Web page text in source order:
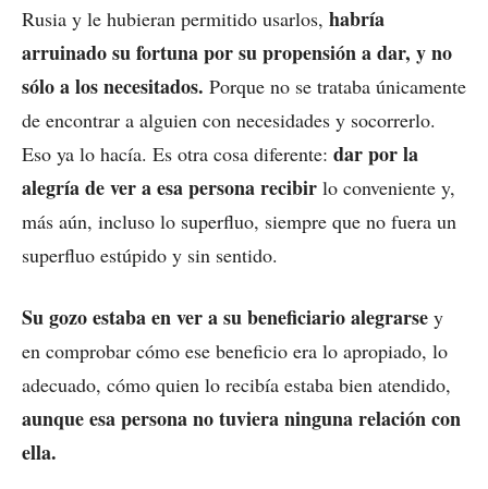
Rusia y le hubieran permitido usarlos, habría
arruinado su fortuna por su propensión a dar, y no
sólo a los necesitados. Porque no se trataba únicamente
de encontrar a alguien con necesidades y socorrerlo.
Eso ya lo hacía. Es otra cosa diferente: dar por la
alegría de ver a esa persona recibir lo conveniente y,
más aún, incluso lo superfluo, siempre que no fuera un
superfluo estúpido y sin sentido.
Su gozo estaba en ver a su beneficiario alegrarse y
en comprobar cómo ese beneficio era lo apropiado, lo
adecuado, cómo quien lo recibía estaba bien atendido,
aunque esa persona no tuviera ninguna relación con
ella.